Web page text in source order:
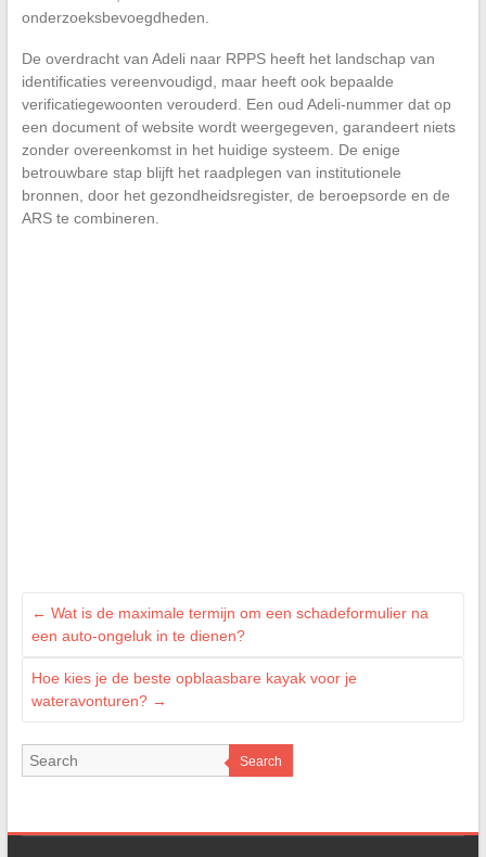
onderzoeksbevoegdheden.
De overdracht van Adeli naar RPPS heeft het landschap van
identificaties vereenvoudigd, maar heeft ook bepaalde
verificatiegewoonten verouderd. Een oud Adeli-nummer dat op
een document of website wordt weergegeven, garandeert niets
zonder overeenkomst in het huidige systeem. De enige
betrouwbare stap blijft het raadplegen van institutionele
bronnen, door het gezondheidsregister, de beroepsorde en de
ARS te combineren.
← Wat is de maximale termijn om een schadeformulier na
een auto-ongeluk in te dienen?
Hoe kies je de beste opblaasbare kayak voor je
wateravonturen? →
Search